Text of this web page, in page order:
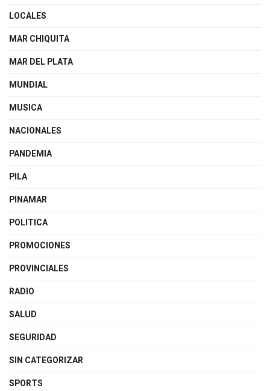
LOCALES
MAR CHIQUITA
MAR DEL PLATA
MUNDIAL
MUSICA
NACIONALES
PANDEMIA
PILA
PINAMAR
POLITICA
PROMOCIONES
PROVINCIALES
RADIO
SALUD
SEGURIDAD
SIN CATEGORIZAR
SPORTS